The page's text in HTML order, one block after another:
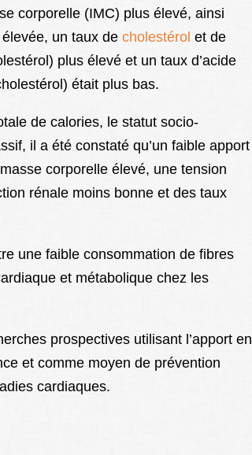
corporelle (IMC) plus élevé, ainsi
un taux de cholestérol et de
plus élevé et un taux d’acide
était plus bas.
de calories, le statut socio-
il a été constaté qu’un faible apport
corporelle élevé, une tension
rénale moins bonne et des taux
une faible consommation de fibres
et métabolique chez les
prospectives utilisant l’apport en
et comme moyen de prévention
cardiaques.